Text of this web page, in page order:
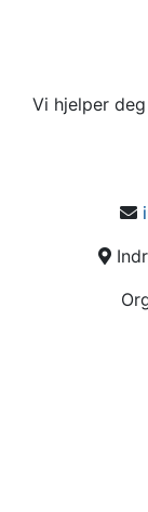
Vi hjelper